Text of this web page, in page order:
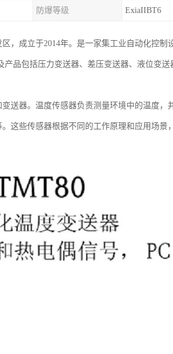
防爆等级 ExiaIIBT6
，成立于2014年。是一家集工业自动化控制
品包括压力变送器、差压变送器、液位变
送器。温度传感器负责测量环境中的温度，
这些传感器根据不同的工作原理和应用场景